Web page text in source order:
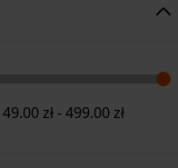
49.00 zł -499.00 zł